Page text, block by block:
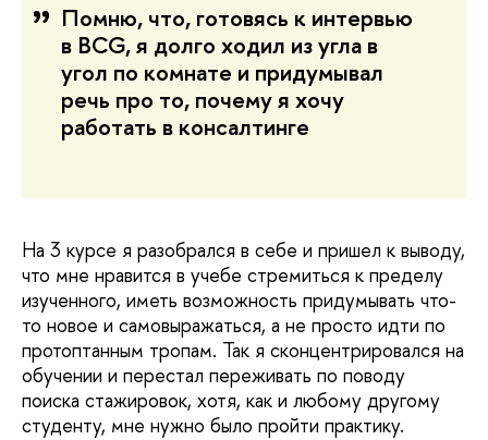
Помню, что, готовясь к интервью
в BCG, я долго ходил из угла в
угол по комнате и придумывал
речь про то, почему я хочу
работать в консалтинге
На 3 курсе я разобрался в себе и пришел к выводу,
что мне нравится в учебе стремиться к пределу
изученного, иметь возможность придумывать что-
то новое и самовыражаться, а не просто идти по
протоптанным тропам. Так я сконцентрировался на
обучении и перестал переживать по поводу
поиска стажировок, хотя, как и любому другому
студенту, мне нужно было пройти практику.